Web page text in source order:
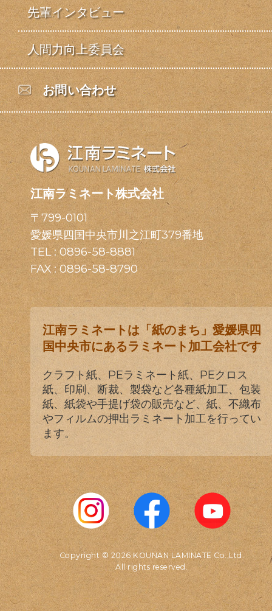
先輩インタビュー
人間力向上委員会
お問い合わせ
江南ラミネート株式会社
〒799-0101
愛媛県四国中央市川之江町379番地
TEL :0896-58-8881
FAX : 0896-58-8790
江南ラミネートは「紙のまち」愛媛県四
国中央市にあるラミネート加工会社です
クラフト紙、PEラミネート紙、PEクロス
紙、印刷、断裁、製袋など各種紙加工、包装
紙、紙袋や手提げ袋の販売など、紙、不織布
やフィルムの押出ラミネート加工を行ってい
ます。
Copyright © 2026 KOUNAN LAMINATE Co.,Ltd.
All rights reserved.